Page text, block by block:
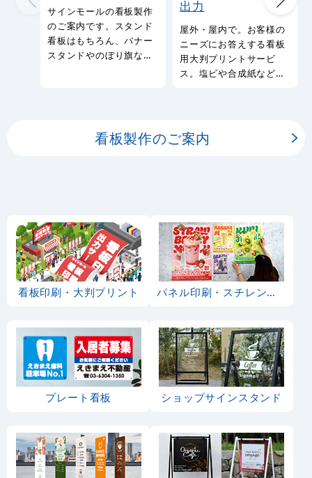
サインモールの看板製作
のご案内です。スタンド
看板はもちろん、バナー
スタンドやのぼり旗など
出力
屋外・屋内で。お客様の
ニーズにお答えする看板
用大判プリントサービ
ス。塩ビや合成紙など看
看板製作のご案内
看板印刷・大判プリント パネル印刷・スチレンボード
プレート看板 ショップサインスタンド